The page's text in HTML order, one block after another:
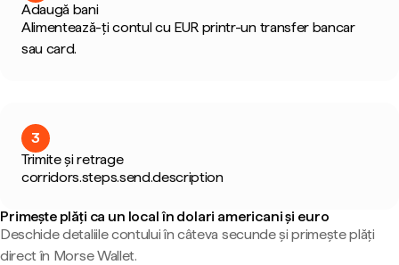
Adaugă bani
Alimentează-ți contul cu EUR printr-un transfer bancar
sau card.
3
Trimite și retrage
corridors.steps.send.description
Primește plăți ca un local în dolari americani și euro
Deschide detaliile contului în câteva secunde și primește plăți
direct în Morse Wallet.